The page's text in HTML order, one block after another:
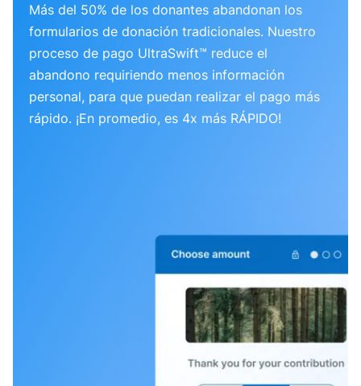
Más del 50% de los donantes abandonan los
formularios de donación tradicionales. Nuestro
proceso de pago UltraSwift™ reduce el
abandono requiriendo menos información
personal, para que puedan realizar el pago más
rápido. ¡En promedio, es 4x más RÁPIDO!